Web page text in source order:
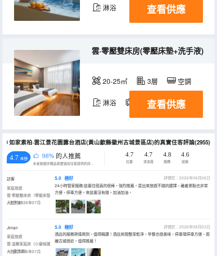
淋浴 查看供應
雲·零壓雙床房(零壓床墊+洗手液)
20-25㎡ 3層 空調
淋浴 電視機
查看供應
如家素柏·雲江景花園露台酒店(黃山歙縣徽州古城景區店)的真實住客評論(2955)
4.7 /5分 98% 的人推薦
永安旅遊評價由真實酒店住客提供的評價。
4.7
位置
4.7
清潔度
4.8
服務
4.6
設施
訪客
家庭旅遊
雲·零壓雙床房（零壓床墊
+洗手液）
入住於2026年07月
5.0 極好
評價於：2026年08月06日
24小時管家服務:這裏住宿真的很棒，強烈推薦。是出來旅遊不錯的選擇，離着景點也非常
方便，停車方便。來這裏沒有錯。加油加油。
Jinlan
家庭旅遊
雲·温馨家庭房（小童帳篷
+小童洗漱）
入住於2026年07月
5.0 極好
評價於：2026年08月03日
酒店的服務熱情周到，值得稱讚！酒店房間整潔乾淨，早餐也很美味，停車場停車方便，距
離古城很近，值得推薦！